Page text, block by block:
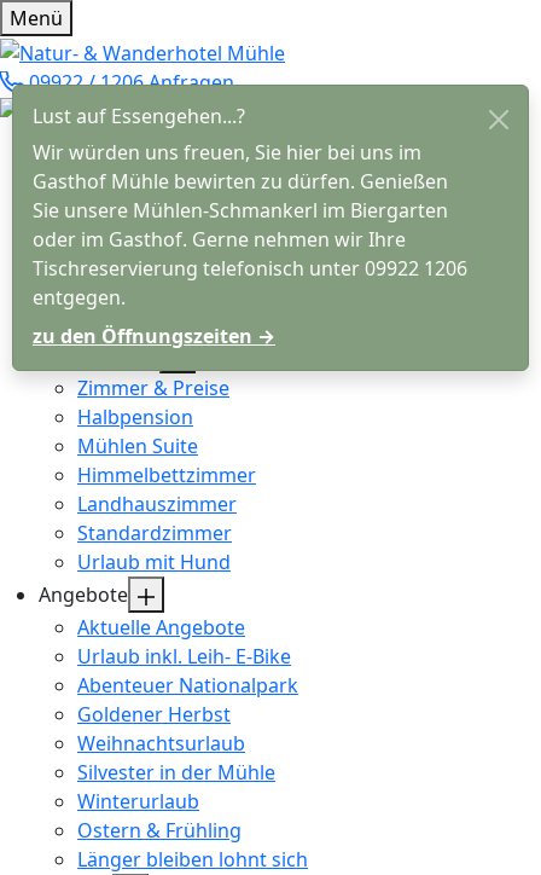
Menü
09922 / 1206Anfragen
Hotel
Das macht uns besonders
Nachhaltiger Urlaub
Wellness
Anreise und Lage
Gut zu wissen
Chronik & Geschichte
Zimmer & Preise
Halbpension
Mühlen Suite
Himmelbettzimmer
Landhauszimmer
Standardzimmer
Urlaub mit Hund
Angebote
Aktuelle Angebote
Urlaub inkl. Leih- E-Bike
Abenteuer Nationalpark
Goldener Herbst
Weihnachtsurlaub
Silvester in der Mühle
Winterurlaub
Ostern & Frühling
Länger bleiben lohnt sich
Lust auf Essengehen...?
Wir würden uns freuen, Sie hier bei uns im
Gasthof Mühle bewirten zu dürfen. Genießen
Sie unsere Mühlen-Schmankerl im Biergarten
oder im Gasthof. Gerne nehmen wir Ihre
Tischreservierung telefonisch unter 09922 1206
entgegen.
zu den Öffnungszeiten →